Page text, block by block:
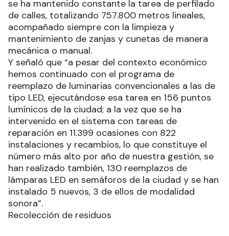
se ha mantenido constante la tarea de perfilado
de calles, totalizando 757.800 metros lineales,
acompañado siempre con la limpieza y
mantenimiento de zanjas y cunetas de manera
mecánica o manual.
Y señaló que “a pesar del contexto económico
hemos continuado con el programa de
reemplazo de luminarias convencionales a las de
tipo LED, ejecutándose esa tarea en 156 puntos
lumínicos de la ciudad; a la vez que se ha
intervenido en el sistema con tareas de
reparación en 11.399 ocasiones con 822
instalaciones y recambios, lo que constituye el
número más alto por año de nuestra gestión, se
han realizado también, 130 reemplazos de
lámparas LED en semáforos de la ciudad y se han
instalado 5 nuevos, 3 de ellos de modalidad
sonora”.
Recolección de residuos